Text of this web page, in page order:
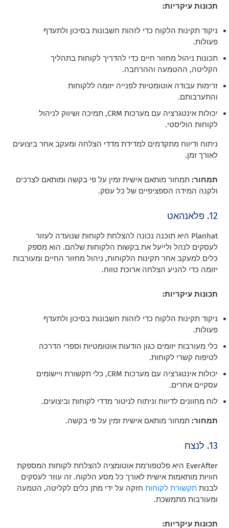
תכונות עיקריות:
ניקוד תקינות הלקוח כדי לזהות חשבונות בסיכון ולתעדף
פעולות.
תכונות ניהול מחזור חיים כדי להדריך לקוחות בתהליך
הקליטה, ההטמעה וההרחבה.
זרימות עבודה אוטומטיות לפנייה יזומה ללקוחות
והתערבותם.
יכולות אינטגרציה עם מערכות CRM, תמיכה ושיווק לניהול
לקוחות הוליסטי.
ניתוח ודיווח מתקדמים למדידת מדדי הצלחה ומעקב אחר ביצועים
לאורך זמן.
תמחור: תמחור מותאם אישית זמין על פי בקשה ומותאם לצרכים
ולקנה המידה הספציפיים של כל עסק.
12. פלאנהאט
Planhat היא תוכנה נכונה להצלחת לקוחות שנועדה לעזור
לעסקים לנהל ולייעל את בקשות הלקוחות שלהם. הוא מספק
כלים למעקב אחר תקינות הלקוחות, ניהול מחזור החיים ומעורבות
יזומה כדי להניע הצלחה ארוכת טווח.
תכונות עיקריות:
ניקוד תקינות הלקוח כדי לזהות חשבונות בסיכון ולתעדף
פעולות.
כלי מעורבות יזומים כגון הודעות אוטומטיות וספרי הדרכה
לטיפוח קשרי לקוחות.
יכולות אינטגרציה עם מערכות CRM, כלי תקשורת ויישומים
עסקיים אחרים.
לוח מחוונים לדיווח וניתוח לניטור מדדי לקוחות וביצועים.
תמחור: תמחור מותאם אישית זמין על פי בקשה.
13. לנצח
EverAfter היא פלטפורמת אוטומציה להצלחת לקוחות המספקת
חוויות מותאמות אישית לאורך כל מסע הלקוח. זה עוזר לעסקים
לבנותתקשורת לקוחות חזקה על ידי מתן כלים לקליטה, הטמעה
ומעורבות מתמשכת.
תכונות עיקריות: